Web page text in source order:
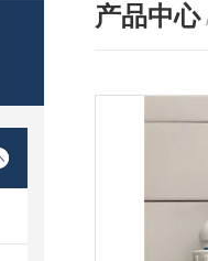
产品中心